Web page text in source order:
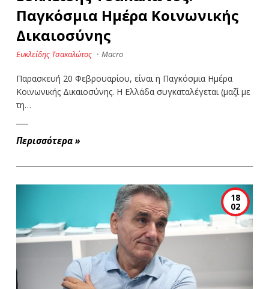
Παγκόσμια Ημέρα Κοινωνικής
Δικαιοσύνης
Ευκλείδης Τσακαλώτος · Macro
Παρασκευή 20 Φεβρουαρίου, είναι η Παγκόσμια Ημέρα
Κοινωνικής Δικαιοσύνης. Η Ελλάδα συγκαταλέγεται (μαζί με
τη…
Περισσότερα »
18
02